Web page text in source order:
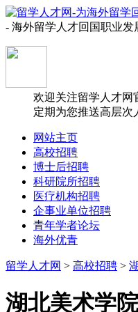
- 海外留学人才回国职业发
欢迎关注留学人才网
定期为您推送高层次
网站主页
高校招聘
博士后招聘
科研院所招聘
医疗机构招聘
企事业单位招聘
青年学者论坛
海外优青
留学人才网 > 高校招聘 >
湖北美术学